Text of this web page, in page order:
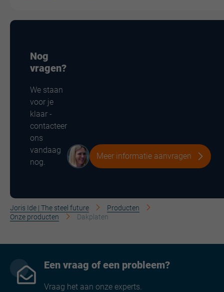
Nog
vragen?
We staan
voor je
klaar -
contacteer
ons
vandaag
nog.
Meer informatie aanvragen
Joris Ide | The steel future
Producten
Onze producten
Dakplaten
Een vraag of een probleem?
Vraag het aan onze experts.